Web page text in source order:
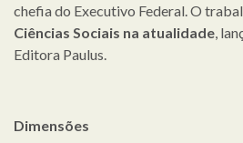
chefia do Executivo Federal. O
Ciências Sociais na atualidade ,
Editora Paulus.
Dimensões